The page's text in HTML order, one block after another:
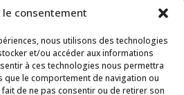
le consentement
nous utilisons des technologies
et/ou accéder aux informations
à ces technologies nous permettra
le comportement de navigation ou
fait de ne pas consentir ou de retirer son